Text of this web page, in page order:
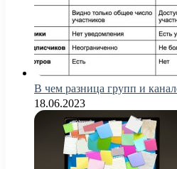
В чем разница групп и
18.06.2023